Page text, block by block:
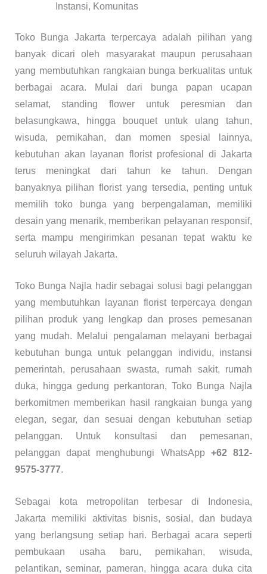
Instansi, Komunitas
Toko Bunga Jakarta terpercaya adalah pilihan yang
banyak dicari oleh masyarakat maupun perusahaan
yang membutuhkan rangkaian bunga berkualitas untuk
berbagai acara. Mulai dari bunga papan ucapan
selamat, standing flower untuk peresmian dan
belasungkawa, hingga bouquet untuk ulang tahun,
wisuda, pernikahan, dan momen spesial lainnya,
kebutuhan akan layanan florist profesional di Jakarta
terus meningkat dari tahun ke tahun. Dengan
banyaknya pilihan florist yang tersedia, penting untuk
memilih toko bunga yang berpengalaman, memiliki
desain yang menarik, memberikan pelayanan responsif,
serta mampu mengirimkan pesanan tepat waktu ke
seluruh wilayah Jakarta.
Toko Bunga Najla hadir sebagai solusi bagi pelanggan
yang membutuhkan layanan florist terpercaya dengan
pilihan produk yang lengkap dan proses pemesanan
yang mudah. Melalui pengalaman melayani berbagai
kebutuhan bunga untuk pelanggan individu, instansi
pemerintah, perusahaan swasta, rumah sakit, rumah
duka, hingga gedung perkantoran, Toko Bunga Najla
berkomitmen memberikan hasil rangkaian bunga yang
elegan, segar, dan sesuai dengan kebutuhan setiap
pelanggan. Untuk konsultasi dan pemesanan,
pelanggan dapat menghubungi WhatsApp+62 812-
9575-3777.
Sebagai kota metropolitan terbesar di Indonesia,
Jakarta memiliki aktivitas bisnis, sosial, dan budaya
yang berlangsung setiap hari. Berbagai acara seperti
pembukaan usaha baru, pernikahan, wisuda,
pelantikan, seminar, pameran, hingga acara duka cita